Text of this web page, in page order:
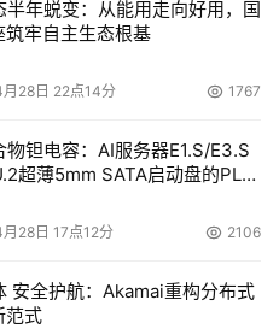
据中心能耗的快速增长，而
处理器的性能也决定了算力
能耗增长与低碳目标之间找
可以给出答案。
领域之一， AMD在数据中
行业首创。用于技术计算工
半年蜕变：从能用走向好用，国
筑牢自主生态根基
28日 22点14分 1767
物钽电容：AI服务器E1.S/E3.S
超薄5mm SATA启动盘的PLP
28日 17点12分 2106
安全护航：Akamai重构分布式
范式